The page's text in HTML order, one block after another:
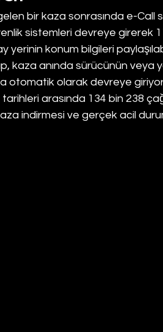
bir kaza sonrasında e-Call
sistemleri devreye girerek
konum bilgileri
kaza anında sürücünün veya
otomatik olarak devreye
arasında 134 bin 238
aza indirmesi ve gerçek acil